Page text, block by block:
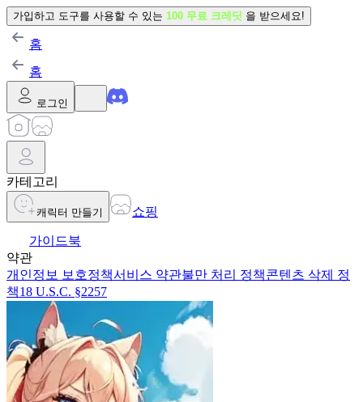
가입하고 도구를 사용할 수 있는 100 무료 크레딧 을 받으세요!
홈
홈
로그인
카테고리
캐릭터 만들기 쇼핑
가이드북
약관
개인정보 보호정책서비스 약관불만 처리 정책콘텐츠 삭제 정
책18 U.S.C. §2257